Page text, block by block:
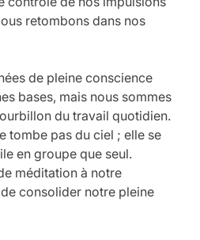
retombons dans nos
de pleine conscience
bases, mais nous sommes
du travail quotidien.
tombe pas du ciel ; elle se
en groupe que seul.
méditation à notre
consolider notre pleine